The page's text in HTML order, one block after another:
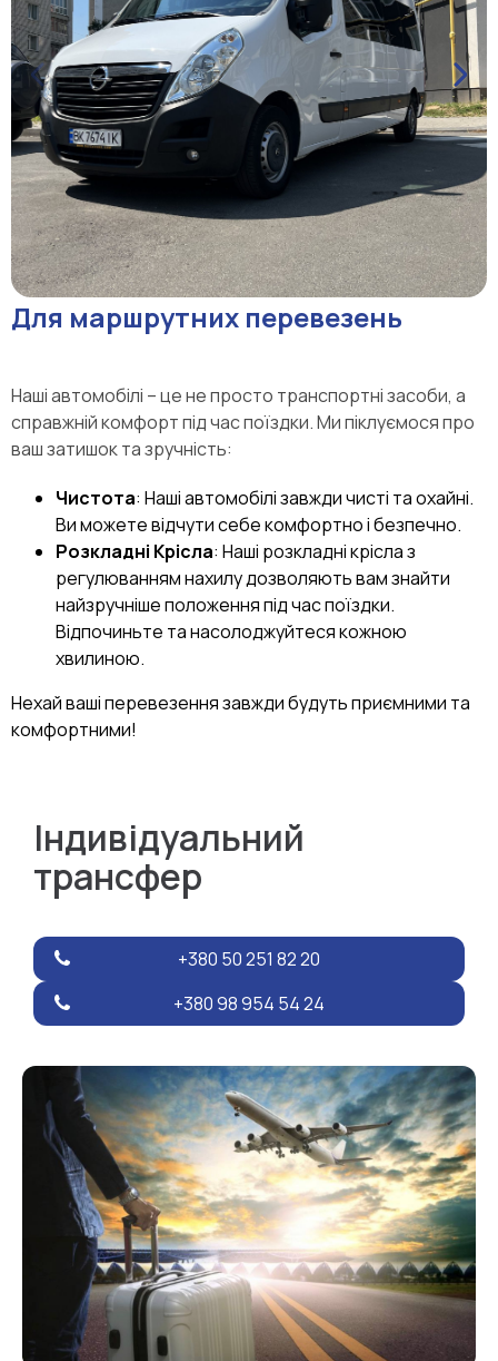
Для маршрутних перевезень
Наші автомобілі – це не просто транспортні засоби, а
справжній комфорт під час поїздки. Ми піклуємося про
ваш затишок та зручність:
Чистота: Наші автомобілі завжди чисті та охайні.
Ви можете відчути себе комфортно і безпечно.
Розкладні Крісла: Наші розкладні крісла з
регулюванням нахилу дозволяють вам знайти
найзручніше положення під час поїздки.
Відпочиньте та насолоджуйтеся кожною
хвилиною.
Нехай ваші перевезення завжди будуть приємними та
комфортними!
Індивідуальний
трансфер
+380 50 251 82 20
+380 98 954 54 24